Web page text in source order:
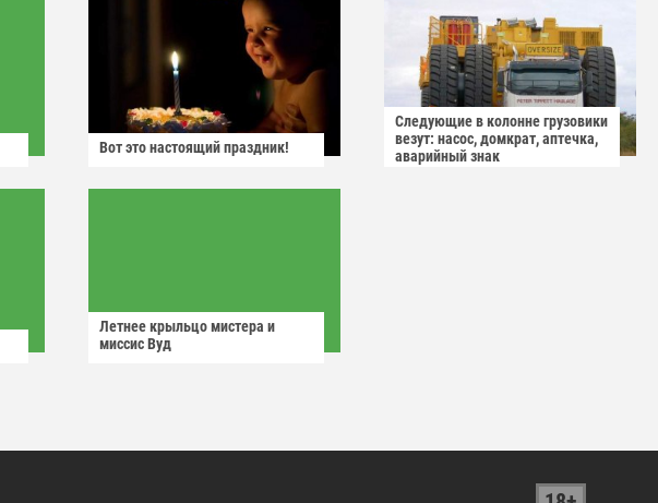
Вот это настоящий праздник!
Следующие в колонне грузовики
везут: насос, домкрат, аптечка,
аварийный знак
Летнее крыльцо мистера и
миссис Вуд